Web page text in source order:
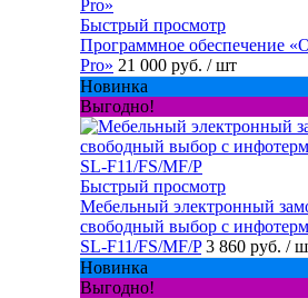
Быстрый просмотр
Программное обеспечение
Pro» 21 000 руб. / шт
Новинка
Выгодно!
Быстрый просмотр
Мебельный электронный
свободный выбор с
SL-F11/FS/MF/P 3 860 руб. /
Новинка
Выгодно!